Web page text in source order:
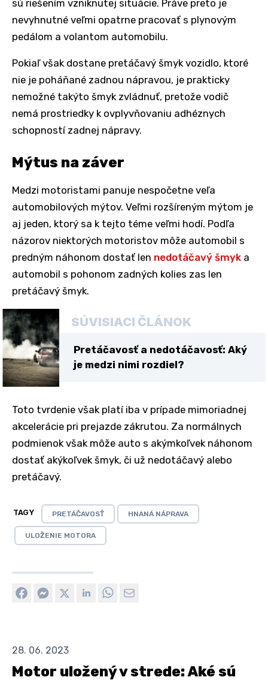
sú riešením vzniknutej situácie. Práve preto je
nevyhnutné veľmi opatrne pracovať s plynovým
pedálom a volantom automobilu.
Pokiaľ však dostane pretáčavý šmyk vozidlo, ktoré
nie je poháňané zadnou nápravou, je prakticky
nemožné takýto šmyk zvládnuť, pretože vodič
nemá prostriedky k ovplyvňovaniu adhéznych
schopností zadnej nápravy.
Mýtus na záver
Medzi motoristami panuje nespočetne veľa
automobilových mýtov. Veľmi rozšíreným mýtom je
aj jeden, ktorý sa k tejto téme veľmi hodí. Podľa
názorov niektorých motoristov môže automobil s
predným náhonom dostať len nedotáčavý šmyk a
automobil s pohonom zadných kolies zas len
pretáčavý šmyk.
SÚVISIACI ČLÁNOK
Pretáčavosť a nedotáčavosť: Aký
je medzi nimi rozdiel?
Toto tvrdenie však platí iba v prípade mimoriadnej
akcelerácie pri prejazde zákrutou. Za normálnych
podmienok však môže auto s akýmkoľvek náhonom
dostať akýkoľvek šmyk, či už nedotáčavý alebo
pretáčavý.
TAGY PRETÁČAVOSŤ HNANÁ NÁPRAVA
ULOŽENIE MOTORA
28. 06. 2023
Motor uložený v strede: Aké sú